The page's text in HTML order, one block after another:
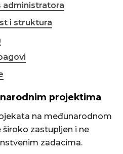
administratora
i struktura
projektima
na međunarodnom
široko zastupljen i ne
zadacima.